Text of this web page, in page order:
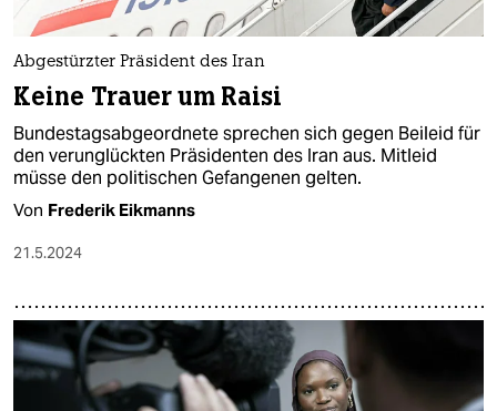
Abgestürzter Präsident des Iran
Keine Trauer um Raisi
Bundestagsabgeordnete sprechen sich gegen Beileid für
den verunglückten Präsidenten des Iran aus. Mitleid
müsse den politischen Gefangenen gelten.
Von Frederik Eikmanns
21.5.2024